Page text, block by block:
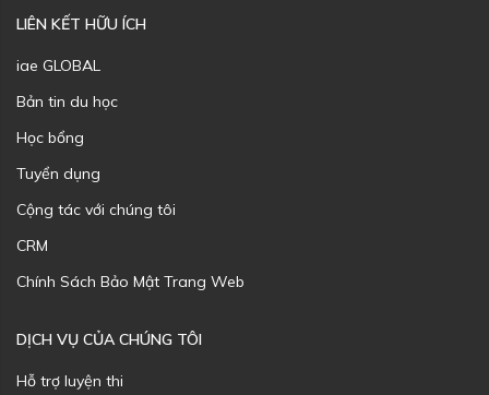
LIÊN KẾT HỮU ÍCH
iae GLOBAL
Bản tin du học
Học bổng
Tuyển dụng
Cộng tác với chúng tôi
CRM
Chính Sách Bảo Mật Trang Web
DỊCH VỤ CỦA CHÚNG TÔI
Hỗ trợ luyện thi